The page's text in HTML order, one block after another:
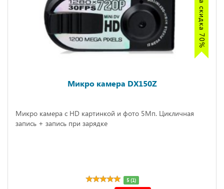
Микро камера DX150Z
Микро камера с HD картинкой и фото 5Мп. Цикличная
запись + запись при зарядке
5 (1)